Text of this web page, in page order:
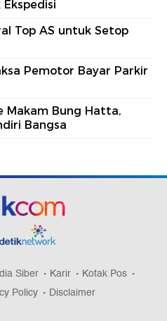
Top AS untuk Setop
Pemotor Bayar Parkir
Makam Bung Hatta,
Bangsa
Siber Karir
Kotak Pos
Policy Disclaimer